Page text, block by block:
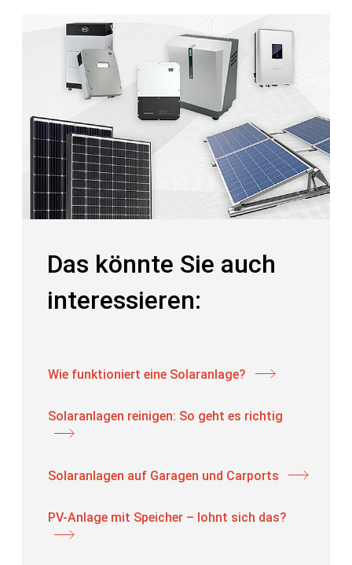
Das könnte Sie auch
interessieren:
Wie funktioniert eine Solaranlage?
Solaranlagen reinigen: So geht es richtig
Solaranlagen auf Garagen und Carports
PV-Anlage mit Speicher – lohnt sich das?